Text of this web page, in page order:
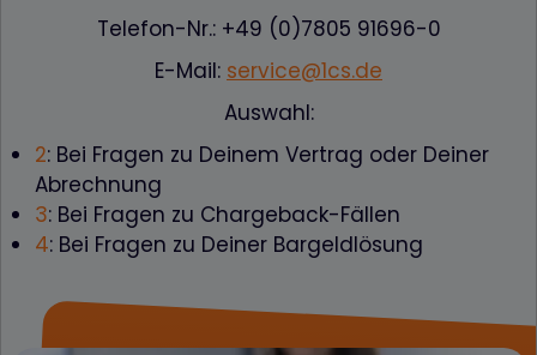
Telefon-Nr.: +49 (0)7805 91696-0
E-Mail: service@1cs.de
Auswahl:
2: Bei Fragen zu Deinem Vertrag oder Deiner
Abrechnung
3: Bei Fragen zu Chargeback-Fällen
4: Bei Fragen zu Deiner Bargeldlösung